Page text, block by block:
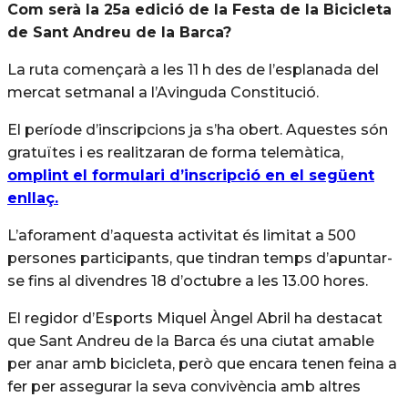
Com serà la 25a edició de la Festa de la Bicicleta
de Sant Andreu de la Barca?
La ruta començarà a les 11 h des de l’esplanada del
mercat setmanal a l’Avinguda Constitució.
El període d’inscripcions ja s’ha obert. Aquestes són
gratuïtes i es realitzaran de forma telemàtica,
omplint el formulari d’inscripció en el següent
enllaç.
L’aforament d’aquesta activitat és limitat a 500
persones participants, que tindran temps d’apuntar-
se fins al divendres 18 d’octubre a les 13.00 hores.
El regidor d’Esports Miquel Àngel Abril ha destacat
que Sant Andreu de la Barca és una ciutat amable
per anar amb bicicleta, però que encara tenen feina a
fer per assegurar la seva convivència amb altres